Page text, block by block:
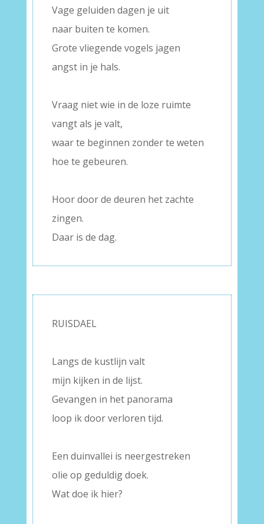
Vage geluiden dagen je uit
naar buiten te komen.
Grote vliegende vogels jagen
angst in je hals.
Vraag niet wie in de loze ruimte
vangt als je valt,
waar te beginnen zonder te weten
hoe te gebeuren.
Hoor door de deuren het zachte
zingen.
Daar is de dag.
RUISDAEL
Langs de kustlijn valt
mijn kijken in de lijst.
Gevangen in het panorama
loop ik door verloren tijd.
Een duinvallei is neergestreken
olie op geduldig doek.
Wat doe ik hier?